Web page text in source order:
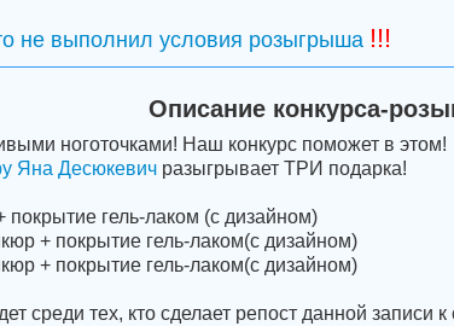
не выполнил условия розыгрыша !!!
Описание конкурса-
ноготочками! Наш конкурс поможет в этом!
Яна Десюкевич разыгрывает ТРИ подарка!
гель-лаком (с дизайном)
+ покрытие гель-лаком(с дизайном)
+ покрытие гель-лаком(с дизайном)
среди тех, кто сделает репост данной записи к